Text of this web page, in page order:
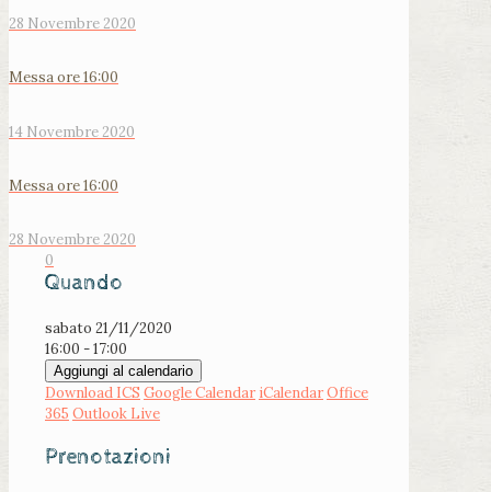
28 Novembre 2020
Messa ore 16:00
14 Novembre 2020
Messa ore 16:00
28 Novembre 2020
0
Quando
sabato 21/11/2020
16:00 - 17:00
Aggiungi al calendario
Download ICS Google Calendar iCalendarOffice
365 Outlook Live
Prenotazioni